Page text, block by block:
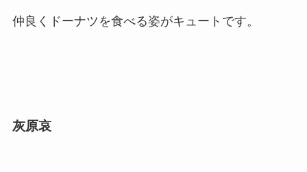
仲良くドーナツを食べる姿がキュートです。
灰原哀